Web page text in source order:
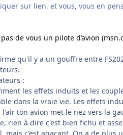
sur lien, et vous, vous en
de vous un pilote d’avion
qu'il y a un gouffre entre
:
les effets induits et les
dans la vraie vie. Les effets
ton avion met le nez vers la
rien à dire c'est bien fichu et